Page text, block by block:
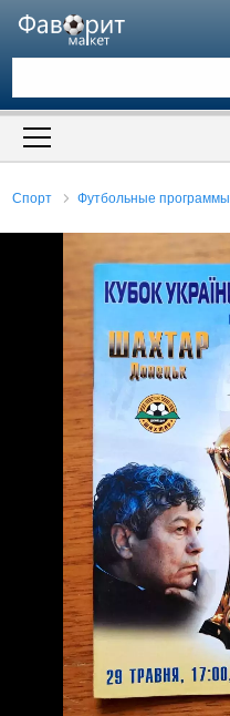
Искать также в описании
Спорт Футбольные программы